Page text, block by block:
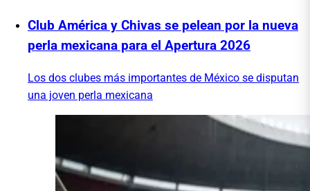
Club América y Chivas se pelean por la nueva
perla mexicana para el Apertura 2026
Los dos clubes más importantes de México se disputan
una joven perla mexicana